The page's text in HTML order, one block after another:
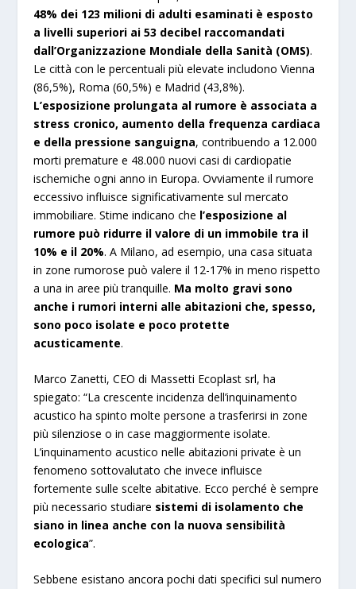
48% dei 123 milioni di adulti esaminati è esposto
a livelli superiori ai 53 decibel raccomandati
dall’Organizzazione Mondiale della Sanità (OMS).
Le città con le percentuali più elevate includono Vienna
(86,5%), Roma (60,5%) e Madrid (43,8%).
L’esposizione prolungata al rumore è associata a
stress cronico, aumento della frequenza cardiaca
e della pressione sanguigna, contribuendo a 12.000
morti premature e 48.000 nuovi casi di cardiopatie
ischemiche ogni anno in Europa. Ovviamente il rumore
eccessivo influisce significativamente sul mercato
immobiliare. Stime indicano che l’esposizione al
rumore può ridurre il valore di un immobile tra il
10% e il 20%. A Milano, ad esempio, una casa situata
in zone rumorose può valere il 12-17% in meno rispetto
a una in aree più tranquille. Ma molto gravi sono
anche i rumori interni alle abitazioni che, spesso,
sono poco isolate e poco protette
acusticamente.
Marco Zanetti, CEO di Massetti Ecoplast srl, ha
spiegato: “La crescente incidenza dell’inquinamento
acustico ha spinto molte persone a trasferirsi in zone
più silenziose o in case maggiormente isolate.
L’inquinamento acustico nelle abitazioni private è un
fenomeno sottovalutato che invece influisce
fortemente sulle scelte abitative. Ecco perché è sempre
più necessario studiare sistemi di isolamento che
siano in linea anche con la nuova sensibilità
ecologica”.
Sebbene esistano ancora pochi dati specifici sul numero